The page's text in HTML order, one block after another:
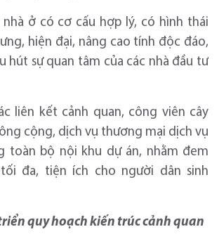
nhà ở có cơ cấu hợp lý, có hình thái
hiện đại, nâng cao tính độc đáo,
hút sự quan tâm của các nhà đầu tư
liên kết cảnh quan, công viên cây
cộng, dịch vụ thương mại dịch vụ
toàn bộ nội khu dự án, nhằm đem
đa, tiện ích cho người dân sinh
quy hoạch kiến trúc cảnh quan